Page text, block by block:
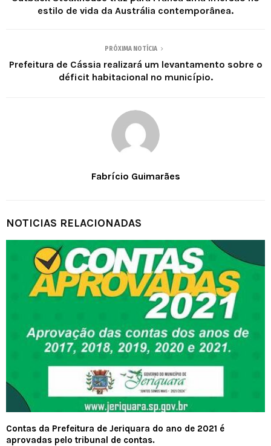
estilo de vida da Austrália contemporânea.
PRÓXIMA NOTÍCIA
Prefeitura de Cássia realizará um levantamento sobre o
déficit habitacional no município.
Fabrício Guimarães
NOTICIAS RELACIONADAS
Contas da Prefeitura de Jeriquara do ano de 2021 é
aprovadas pelo tribunal de contas.